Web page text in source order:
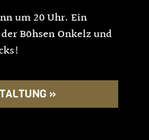
um 20 Uhr. Ein
Böhsen Onkelz und
»